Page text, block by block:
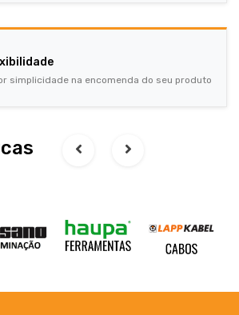
simplicidade na encomenda do seu produto